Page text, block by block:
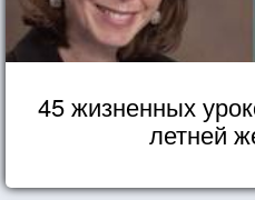
45 жизненных
летней